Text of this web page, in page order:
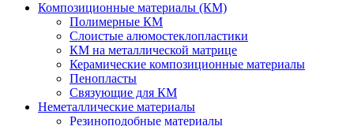
Композиционные материалы (КМ)
Полимерные КМ
Слоистые алюмостеклопластики
КМ на металлической матрице
Керамические композиционные материалы
Пенопласты
Связующие для КМ
Неметаллические материалы
Резиноподобные материалы